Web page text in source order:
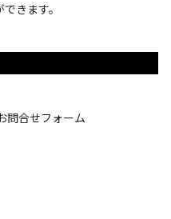
きます。
問合せフォーム